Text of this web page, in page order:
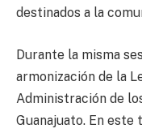
destinados a la
Durante la misma
armonización de la
Administración de
Guanajuato. En este